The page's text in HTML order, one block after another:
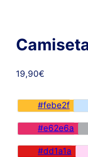
19,90€
#febe2f
#e62e6a
#dd1a1a